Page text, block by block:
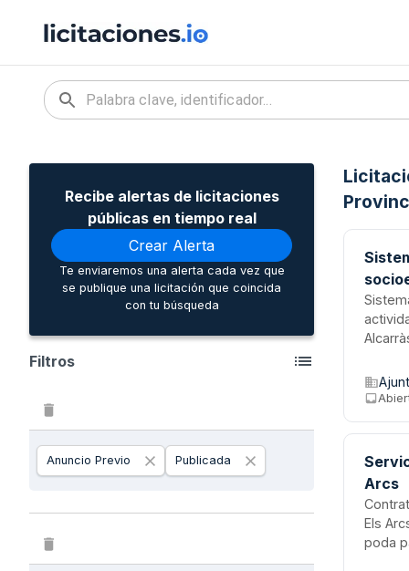
Recibe alertas de licitaciones
públicas en tiempo real
Crear Alerta
Te enviaremos una alerta cada vez que
se publique una licitación que coincida
con tu búsqueda
Filtros
Anuncio Previo Publicada
Arcs
Els
poda